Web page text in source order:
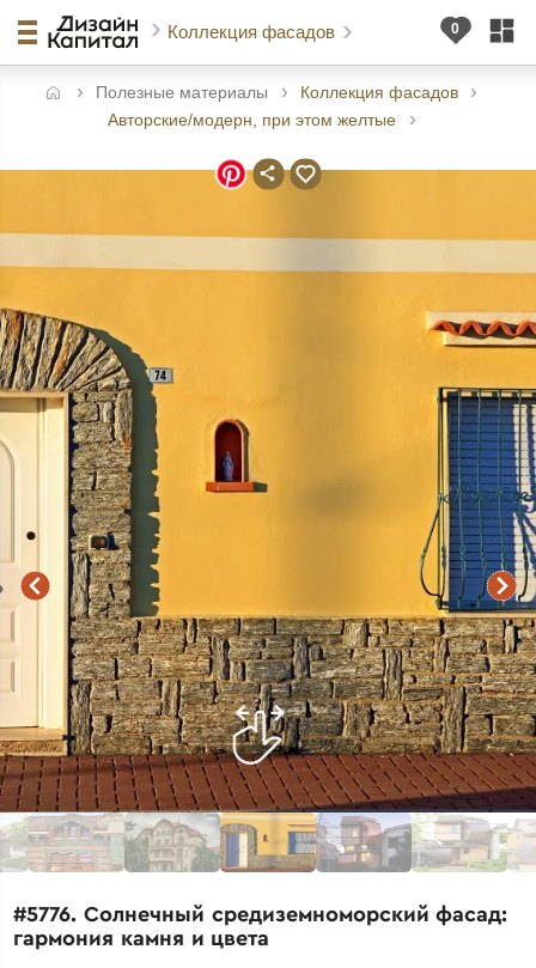
Коллекция фасадов
Полезные материалы
Коллекция фасадов
Авторские/модерн, при этом желтые
#5776. Солнечный средиземноморский фасад:
гармония камня и цвета